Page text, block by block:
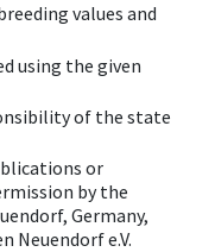
values and
using the given
of the state
or
by the
Germany,
Neuendorf e.V.